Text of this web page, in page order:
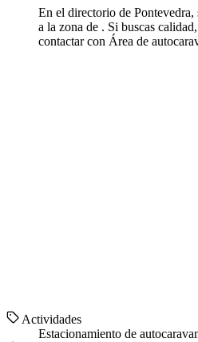
En el directorio de Pontevedra,
a la zona de . Si buscas
contactar con Área de
Actividades
Estacionamiento de